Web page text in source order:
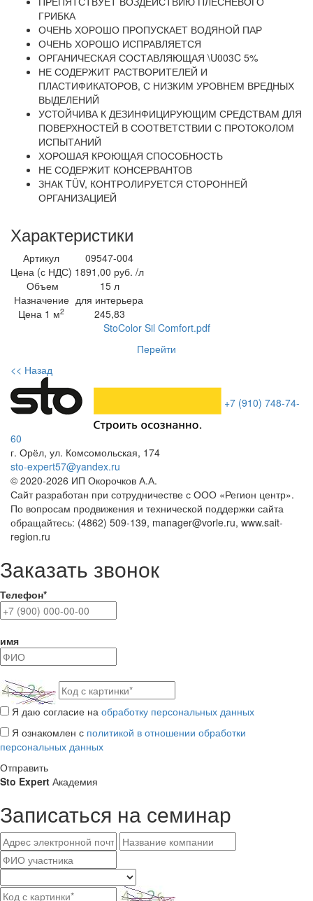
ГРИБКА
ОЧЕНЬ ХОРОШО ПРОПУСКАЕТ ВОДЯНОЙ ПАР
ОЧЕНЬ ХОРОШО ИСПРАВЛЯЕТСЯ
ОРГАНИЧЕСКАЯ СОСТАВЛЯЮЩАЯ \U003C 5%
НЕ СОДЕРЖИТ РАСТВОРИТЕЛЕЙ И
ПЛАСТИФИКАТОРОВ, С НИЗКИМ УРОВНЕМ ВРЕДНЫХ
ВЫДЕЛЕНИЙ
УСТОЙЧИВА К ДЕЗИНФИЦИРУЮЩИМ СРЕДСТВАМ ДЛЯ
ПОВЕРХНОСТЕЙ В СООТВЕТСТВИИ С ПРОТОКОЛОМ
ИСПЫТАНИЙ
ХОРОШАЯ КРОЮЩАЯ СПОСОБНОСТЬ
НЕ СОДЕРЖИТ КОНСЕРВАНТОВ
ЗНАК TÜV, КОНТРОЛИРУЕТСЯ СТОРОННЕЙ
ОРГАНИЗАЦИЕЙ
Характеристики
Артикул
09547-004
Цена (с НДС) 1891,00 руб. /л
Объем
15 л
Назначение для интерьера
Цена 1 м2
245,83
StoColor Sil Comfort.pdf
Перейти
<< Назад
+7 (910) 748-74-
60
г. Орёл, ул. Комсомольская, 174
sto-expert57@yandex.ru
© 2020-2026 ИП Окорочков А.А.
Сайт разработан при сотрудничестве с ООО «Регион центр».
По вопросам продвижения и технической поддержки сайта
обращайтесь: (4862) 509-139, manager@vorle.ru, www.sait-
region.ru
Заказать звонок
Телефон*
имя
Я даю согласие на обработку персональных данных
Я ознакомлен с политикой в отношении обработки
персональных данных
Отправить
Sto Expert Академия
Записаться на семинар